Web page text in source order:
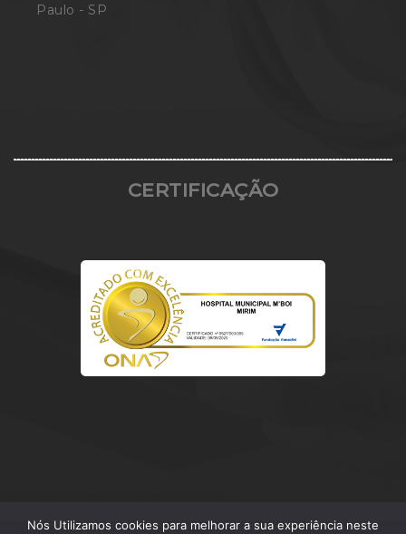
Paulo - SP
CERTIFICAÇÃO
Nós Utilizamos cookies para melhorar a sua experiência neste